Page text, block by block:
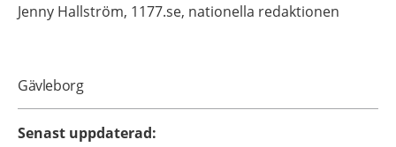
Jenny Hallström, 1177.se, nationella redaktionen
Gävleborg
Senast uppdaterad: